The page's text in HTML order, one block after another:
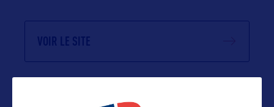
VOIR LE SITE